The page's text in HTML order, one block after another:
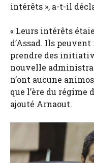
intérêts », a-t-il
« Leurs intérêts
d’Assad. Ils
prendre des
nouvelle
n’ont aucune
que l’ère du régime
ajouté Arnaout.